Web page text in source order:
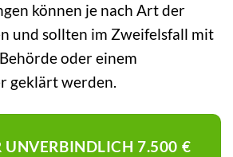
können je nach Art der
und sollten im Zweifelsfall mit
oder einem
geklärt werden.
UNVERBINDLICH 7.500 €